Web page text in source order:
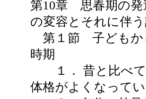
第10章 思春期の発
の変容とそれに伴
第１節 子どもか
時期
１． 昔と比べて
体格がよくなって